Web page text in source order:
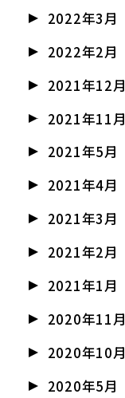
2022年3月
2022年2月
2021年12月
2021年11月
2021年5月
2021年4月
2021年3月
2021年2月
2021年1月
2020年11月
2020年10月
2020年5月